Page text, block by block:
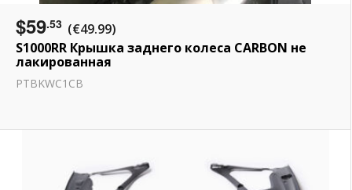
$59.53 (€49.99)
S1000RR Крышка заднего колеса CARBON не
лакированная
PTBKWC1CB